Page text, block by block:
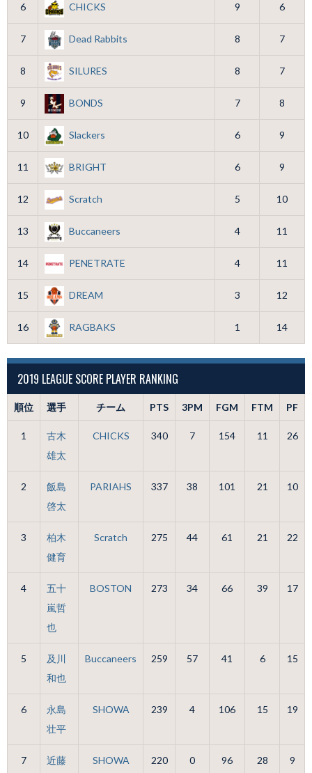
6 CHICKS 9 6
7 Dead Rabbits 8 7
8 SILURES 8 7
9 BONDS 7 8
10 Slackers 6 9
11 BRIGHT 6 9
12 Scratch 5 10
13 Buccaneers 4 11
14 PENETRATE 4 11
15 DREAM 3 12
16 RAGBAKS 1 14
2019 LEAGUE SCORE PLAYER RANKING
順位 選手 チーム PTS 3PM FGM FTM PF
1
古木
雄太
CHICKS 340 7 154 11 26
2
飯島
啓太
PARIAHS 337 38 101 21 10
3
柏木
健育
Scratch 275 44 61 21 22
4
五十
嵐哲
也
BOSTON 273 34 66 39 17
5
及川
和也
Buccaneers 259 57 41 6 15
6
永島
壮平
SHOWA 239 4 106 15 19
7
近藤
SHOWA 220 0 96 28 9